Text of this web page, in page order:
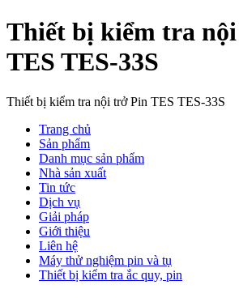
Thiết bị kiểm tra
TES TES-33S
Thiết bị kiểm tra nội trở Pin TES TES-33S
Trang chủ
Sản phẩm
Danh mục sản phẩm
Nhà sản xuất
Tin tức
Dịch vụ
Giải pháp
Giới thiệu
Liên hệ
Máy thử nghiệm pin và tụ
Thiết bị kiểm tra ắc quy, pin